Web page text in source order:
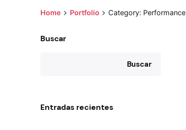
Home Portfolio Category: Performance
Buscar
Buscar
Entradas recientes